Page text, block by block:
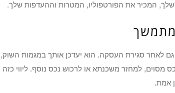
שלך, המכיר את הפורטפוליו, המטרות וההעדפות שלך.
מתמשך
לאחר סגירת העסקה. הוא יעדכן אותך במגמות השוק,
מסוים, למחזר משכנתא או לרכוש נכס נוסף. ליווי
אמת.